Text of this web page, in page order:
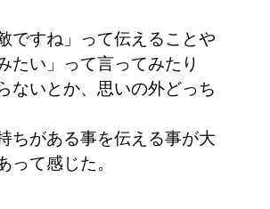
ですね」って伝えることや
たい」って言ってみたり
ないとか、思いの外どっち
ちがある事を伝える事が大
って感じた。